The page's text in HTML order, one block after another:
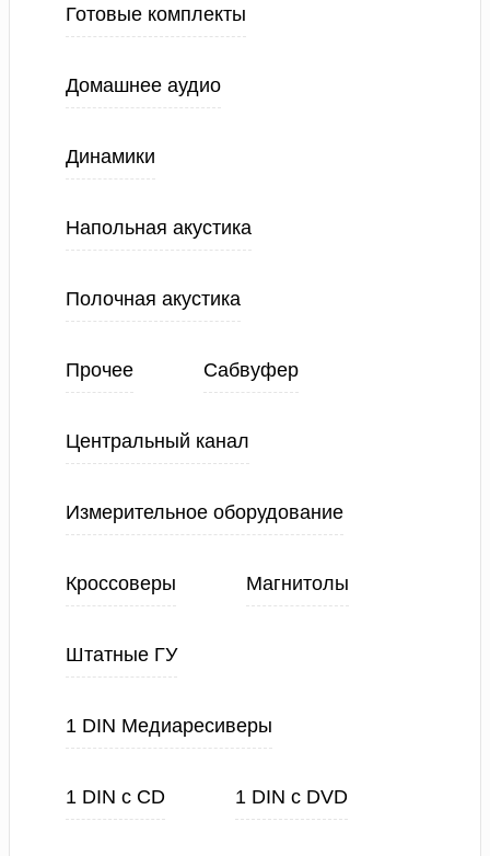
Готовые комплекты
Домашнее аудио
Динамики
Напольная акустика
Полочная акустика
Прочее Сабвуфер
Центральный канал
Измерительное оборудование
Кроссоверы Магнитолы
Штатные ГУ
1 DIN Медиаресиверы
1 DIN с CD 1 DIN с DVD